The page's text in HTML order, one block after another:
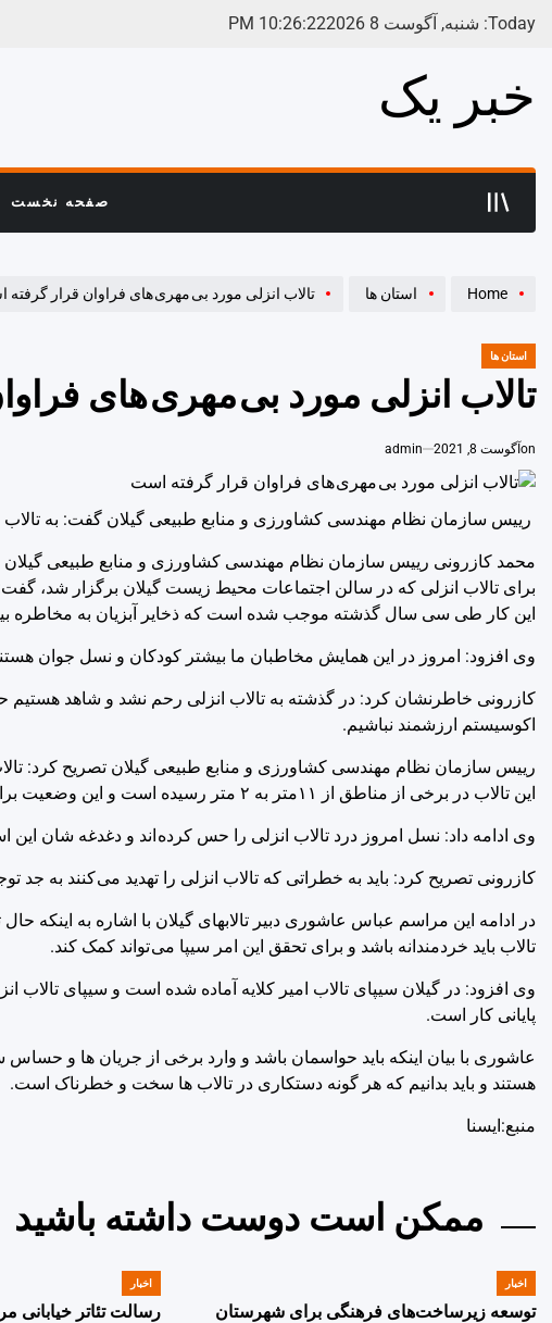
Today: شنبه, آگوست 8 2026 10:26:23
PM
خبر یک
صفحه نخست
Home استان ها تالاب انزلی مورد بی مهری های فراوان قرار
POSTED
استان ها
تالاب انزلی مورد بی مهری های
onآگوست 8, 2021 admin
رییس سازمان نظام مهندسی کشاورزی و منابع طبیعی گیلان گفت: به
محمد کازرونی رییس سازمان نظام مهندسی کشاورزی و منابع طبیعی گیلان
برای تالاب انزلی که در سالن اجتماعات محیط زیست گیلان برگزار
این کار طی سی سال گذشته موجب شده است که ذخایر آبزیان به مخاطره
وی افزود: امروز در این همایش مخاطبان ما بیشتر کودکان و نسل جوان
کازرونی خاطرنشان کرد: در گذشته به تالاب انزلی رحم نشد و شاهد هستیم
اکوسیستم ارزشمند نباشیم.
رییس سازمان نظام مهندسی کشاورزی و منابع طبیعی گیلان تصریح کرد:
این تالاب در برخی از مناطق از ۱۱متر به ۲ متر رسیده است و این وضعیت برای تالاب انزلی نگران کننده است.
وی ادامه داد: نسل امروز درد تالاب انزلی را حس کرده اند و دغدغه شان
کازرونی تصریح کرد: باید به خطراتی که تالاب انزلی را تهدید می کنند به جد
در ادامه این مراسم عباس عاشوری دبیر تالابهای گیلان با اشاره به اینکه
تالاب باید خردمندانه باشد و برای تحقق این امر سیپا می تواند کمک کند.
وی افزود: در گیلان سیپای تالاب امیر کلایه آماده شده است و سیپای
پایانی کار است.
عاشوری با بیان اینکه باید حواسمان باشد و وارد برخی از جریان ها و
هستند و باید بدانیم که هر گونه دستکاری در تالاب ها سخت و خطرناک است.
منبع:ایسنا
ممکن است دوست داشته باشید
POSTED
IN
اخبار
توسعه زیرساخت‌های فرهنگی برای شهرستان
POSTED
اخبار
رسالت تئاتر خیابانی